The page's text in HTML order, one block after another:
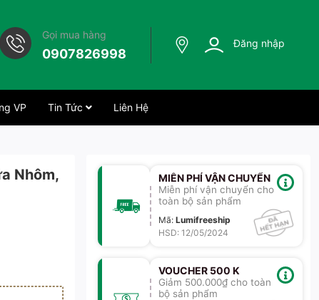
Gọi mua hàng
0907826998
Đăng nhập
VP Tin Tức Liên Hệ
Nhôm,
MIỄN PHÍ VẬN CHUYỂN
Miễn phí vận chuyển cho
toàn bộ sản phẩm
Mã:Lumifreeship
HSD: 12/05/2024
VOUCHER 500 K
Giảm 500.000₫ cho toàn
bộ sản phẩm